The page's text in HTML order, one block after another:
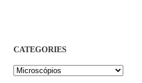
CATEGORIES